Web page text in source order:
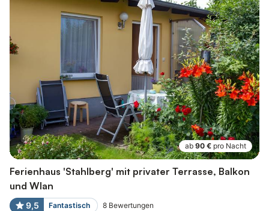
ab 90 € pro Nacht
Ferienhaus 'Stahlberg' mit privater Terrasse, Balkon
und Wlan
9,5 Fantastisch 8 Bewertungen